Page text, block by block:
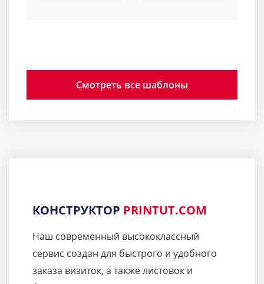
Смотреть все шаблоны
КОНСТРУКТОР PRINTUT.COM
Наш современный высококлассный
сервис создан для быстрого и удобного
заказа визиток, а также листовок и